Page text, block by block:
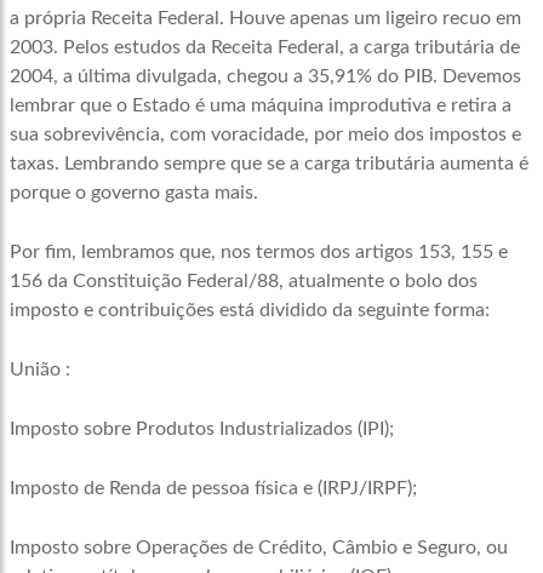
a própria Receita Federal. Houve apenas um ligeiro recuo em
2003. Pelos estudos da Receita Federal, a carga tributária de
2004, a última divulgada, chegou a 35,91% do PIB. Devemos
lembrar que o Estado é uma máquina improdutiva e retira a
sua sobrevivência, com voracidade, por meio dos impostos e
taxas. Lembrando sempre que se a carga tributária aumenta é
porque o governo gasta mais.
Por fim, lembramos que, nos termos dos artigos 153, 155 e
156 da Constituição Federal/88, atualmente o bolo dos
imposto e contribuições está dividido da seguinte forma:
União :
Imposto sobre Produtos Industrializados (IPI);
Imposto de Renda de pessoa física e (IRPJ/IRPF);
Imposto sobre Operações de Crédito, Câmbio e Seguro, ou